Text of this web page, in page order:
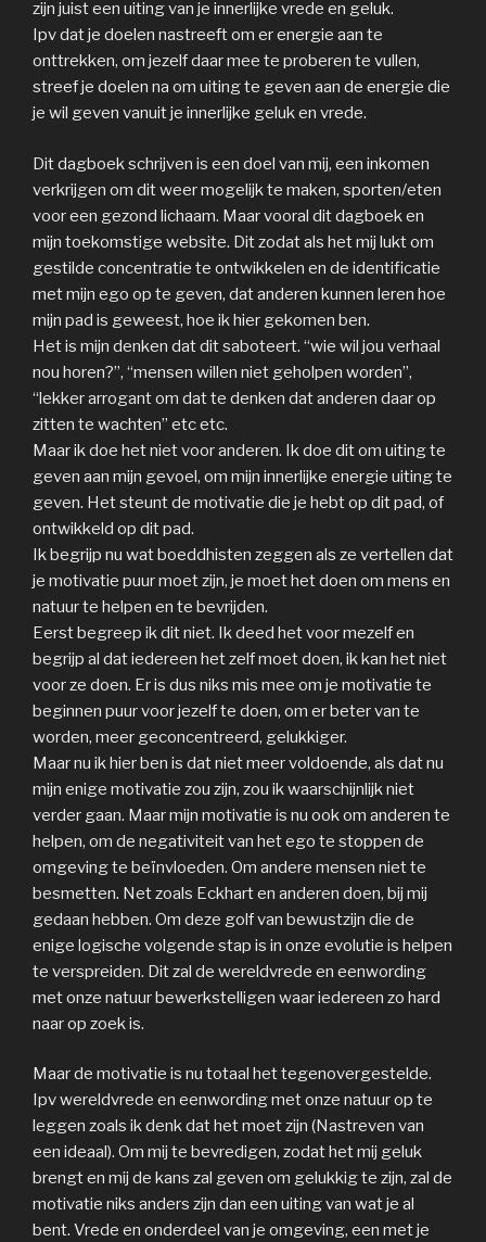
zijn juist een uiting van je innerlijke vrede en geluk.
Ipv dat je doelen nastreeft om er energie aan te
onttrekken, om jezelf daar mee te proberen te vullen,
streef je doelen na om uiting te geven aan de energie die
je wil geven vanuit je innerlijke geluk en vrede.
Dit dagboek schrijven is een doel van mij, een inkomen
verkrijgen om dit weer mogelijk te maken, sporten/eten
voor een gezond lichaam. Maar vooral dit dagboek en
mijn toekomstige website. Dit zodat als het mij lukt om
gestilde concentratie te ontwikkelen en de identificatie
met mijn ego op te geven, dat anderen kunnen leren hoe
mijn pad is geweest, hoe ik hier gekomen ben.
Het is mijn denken dat dit saboteert. “wie wil jou verhaal
nou horen?”, “mensen willen niet geholpen worden”,
“lekker arrogant om dat te denken dat anderen daar op
zitten te wachten” etc etc.
Maar ik doe het niet voor anderen. Ik doe dit om uiting te
geven aan mijn gevoel, om mijn innerlijke energie uiting te
geven. Het steunt de motivatie die je hebt op dit pad, of
ontwikkeld op dit pad.
Ik begrijp nu wat boeddhisten zeggen als ze vertellen dat
je motivatie puur moet zijn, je moet het doen om mens en
natuur te helpen en te bevrijden.
Eerst begreep ik dit niet. Ik deed het voor mezelf en
begrijp al dat iedereen het zelf moet doen, ik kan het niet
voor ze doen. Er is dus niks mis mee om je motivatie te
beginnen puur voor jezelf te doen, om er beter van te
worden, meer geconcentreerd, gelukkiger.
Maar nu ik hier ben is dat niet meer voldoende, als dat nu
mijn enige motivatie zou zijn, zou ik waarschijnlijk niet
verder gaan. Maar mijn motivatie is nu ook om anderen te
helpen, om de negativiteit van het ego te stoppen de
omgeving te beïnvloeden. Om andere mensen niet te
besmetten. Net zoals Eckhart en anderen doen, bij mij
gedaan hebben. Om deze golf van bewustzijn die de
enige logische volgende stap is in onze evolutie is helpen
te verspreiden. Dit zal de wereldvrede en eenwording
met onze natuur bewerkstelligen waar iedereen zo hard
naar op zoek is.
Maar de motivatie is nu totaal het tegenovergestelde.
Ipv wereldvrede en eenwording met onze natuur op te
leggen zoals ik denk dat het moet zijn (Nastreven van
een ideaal). Om mij te bevredigen, zodat het mij geluk
brengt en mij de kans zal geven om gelukkig te zijn, zal de
motivatie niks anders zijn dan een uiting van wat je al
bent. Vrede en onderdeel van je omgeving, een met je